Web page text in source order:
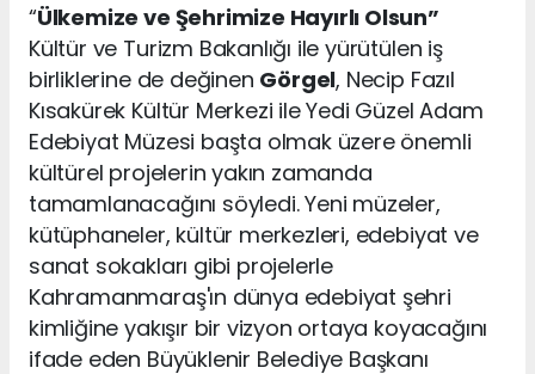
“Ülkemize ve Şehrimize Hayırlı Olsun”
Kültür ve Turizm Bakanlığı ile yürütülen iş
birliklerine de değinen Görgel, Necip Fazıl
Kısakürek Kültür Merkezi ile Yedi Güzel Adam
Edebiyat Müzesi başta olmak üzere önemli
kültürel projelerin yakın zamanda
tamamlanacağını söyledi. Yeni müzeler,
kütüphaneler, kültür merkezleri, edebiyat ve
sanat sokakları gibi projelerle
Kahramanmaraş'ın dünya edebiyat şehri
kimliğine yakışır bir vizyon ortaya koyacağını
ifade eden Büyüklenir Belediye Başkanı